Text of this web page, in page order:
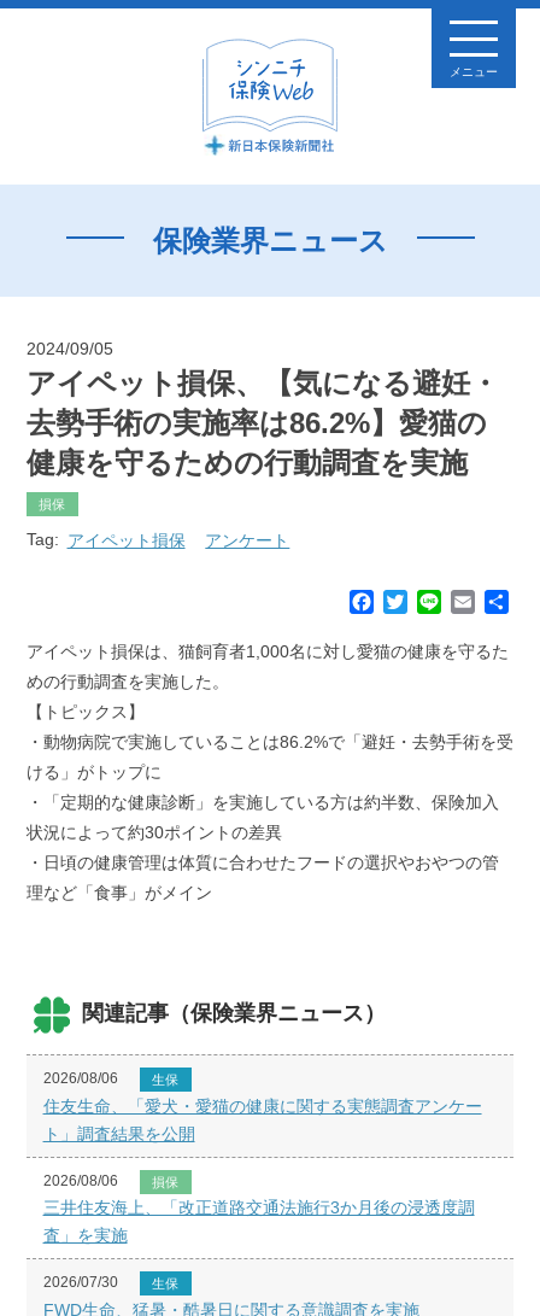
メニュー
保険業界ニュース
2024/09/05
アイペット損保、【気になる避妊・
去勢手術の実施率は86.2%】愛猫の
健康を守るための行動調査を実施
損保
Tag: アイペット損保 アンケート
c
o
T
i
r
n
E
a
アイペット損保は、猫飼育者1,000名に対し愛猫の健康を守るた
めの行動調査を実施した。
【トピックス】
・動物病院で実施していることは86.2%で「避妊・去勢手術を受
ける」がトップに
・「定期的な健康診断」を実施している方は約半数、保険加入
状況によって約30ポイントの差異
・日頃の健康管理は体質に合わせたフードの選択やおやつの管
理など「食事」がメイン
関連記事（保険業界ニュース）
2026/08/06 生保
住友生命、「愛犬・愛猫の健康に関する実態調査アンケー
ト」調査結果を公開
2026/08/06 損保
三井住友海上、「改正道路交通法施行3か月後の浸透度調
査」を実施
2026/07/30 生保
FWD生命、猛暑・酷暑日に関する意識調査を実施